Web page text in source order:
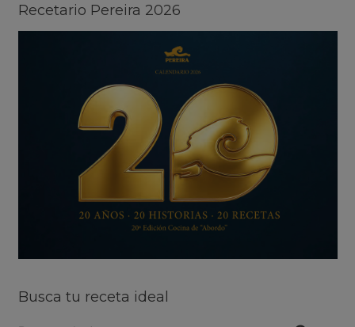
Recetario Pereira 2026
Busca tu receta ideal